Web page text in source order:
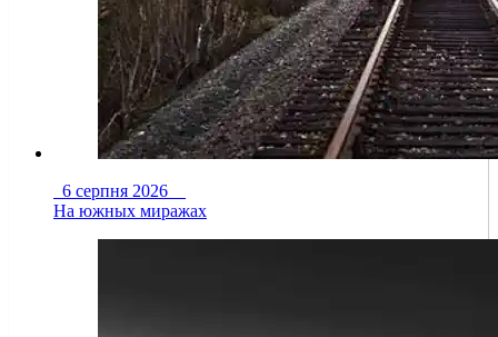
6 серпня 2026
На южных миражах